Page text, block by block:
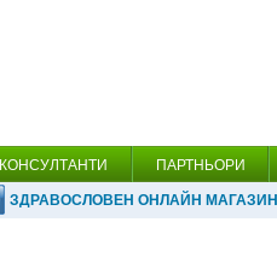
КОНСУЛТАНТИ ПАРТНЬОРИ
ЗДРАВОСЛОВЕН ОНЛАЙН МАГАЗИН